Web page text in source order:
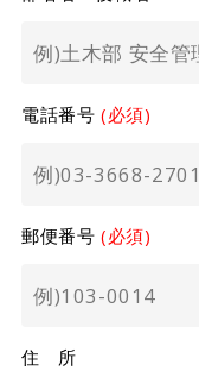
電話番号 (必須)
郵便番号 (必須)
住 所